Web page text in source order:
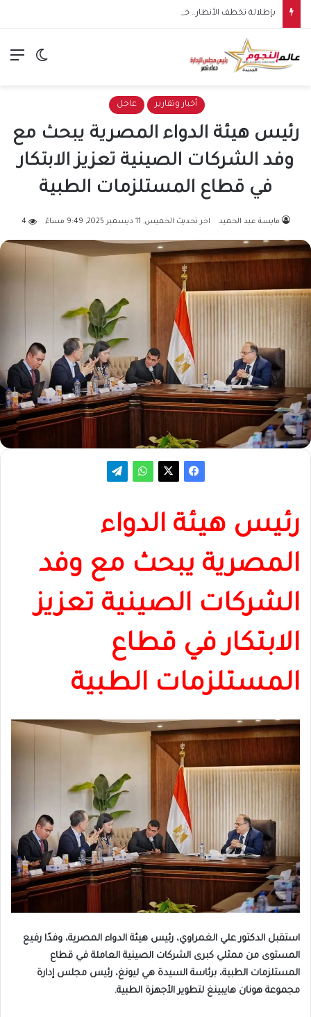
الوضع
أخبار وتقارير عاجل
رئيس هيئة الدواء المصرية يبحث مع
وفد الشركات الصينية تعزيز الابتكار
في قطاع المستلزمات الطبية
مايسة عبد الحميد اخر تحديث الخميس, 11 ديسمبر 2025, 9:49 مساءً 4
رئيس هيئة الدواء
المصرية يبحث مع وفد
الشركات الصينية تعزيز
الابتكار في قطاع
المستلزمات الطبية
استقبل الدكتور علي الغمراوي، رئيس هيئة الدواء المصرية، وفدًا رفيع
المستوى من ممثلي كبرى الشركات الصينية العاملة في قطاع
المستلزمات الطبية، برئاسة السيدة هي ليونغ، رئيس مجلس إدارة
مجموعة هونان هايبينغ لتطوير الأجهزة الطبية.